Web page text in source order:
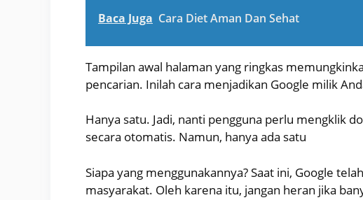
Baca Juga Cara Diet Aman Dan Sehat
Tampilan awal halaman yang ringkas
pencarian. Inilah cara menjadikan Google milik
Hanya satu. Jadi, nanti pengguna perlu mengklik
secara otomatis. Namun, hanya ada satu
Siapa yang menggunakannya? Saat ini, Google
masyarakat. Oleh karena itu, jangan heran jika